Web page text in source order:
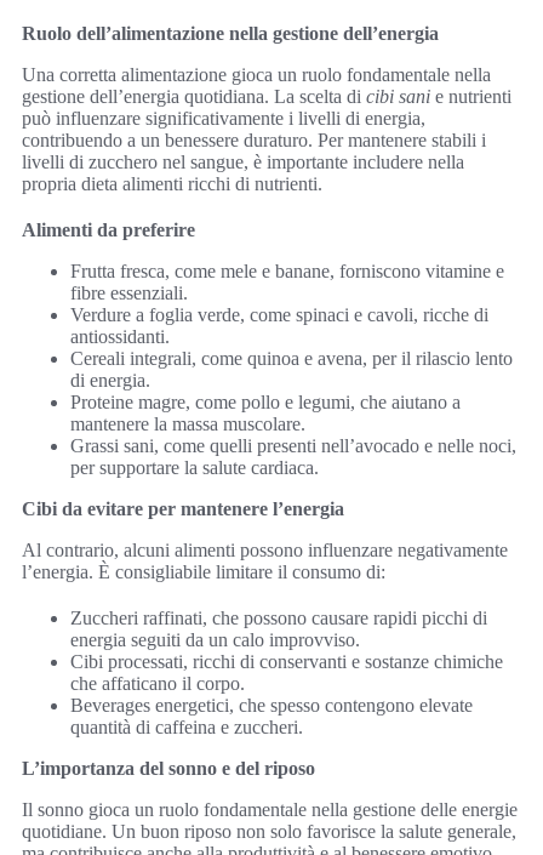
Ruolo dell’alimentazione nella gestione dell’energia
Una corretta alimentazione gioca un ruolo fondamentale nella
gestione dell’energia quotidiana. La scelta di cibi sani e nutrienti
può influenzare significativamente i livelli di energia,
contribuendo a un benessere duraturo. Per mantenere stabili i
livelli di zucchero nel sangue, è importante includere nella
propria dieta alimenti ricchi di nutrienti.
Alimenti da preferire
Frutta fresca, come mele e banane, forniscono vitamine e
fibre essenziali.
Verdure a foglia verde, come spinaci e cavoli, ricche di
antiossidanti.
Cereali integrali, come quinoa e avena, per il rilascio lento
di energia.
Proteine magre, come pollo e legumi, che aiutano a
mantenere la massa muscolare.
Grassi sani, come quelli presenti nell’avocado e nelle noci,
per supportare la salute cardiaca.
Cibi da evitare per mantenere l’energia
Al contrario, alcuni alimenti possono influenzare negativamente
l’energia. È consigliabile limitare il consumo di:
Zuccheri raffinati, che possono causare rapidi picchi di
energia seguiti da un calo improvviso.
Cibi processati, ricchi di conservanti e sostanze chimiche
che affaticano il corpo.
Beverages energetici, che spesso contengono elevate
quantità di caffeina e zuccheri.
L’importanza del sonno e del riposo
Il sonno gioca un ruolo fondamentale nella gestione delle energie
quotidiane. Un buon riposo non solo favorisce la salute generale,